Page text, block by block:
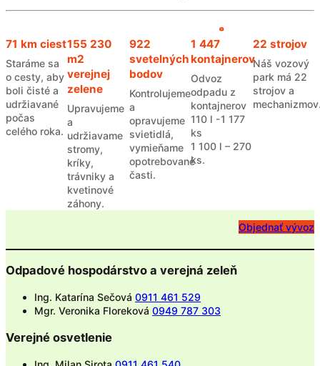
71 km ciest
Staráme sa
o cesty, aby
boli čisté a
udržiavané
počas
celého roka.
155 230
m2
verejnej
zelene
Upravujeme
a
udržiavame
stromy,
kríky,
trávniky a
kvetinové
záhony.
922
svetelných
bodov
Kontrolujeme
a
opravujeme
svietidlá,
vymieňame
opotrebované
časti.
1 447
kontajnerov
Odvoz
odpadu z
kontajnerov
110 l -1 177
ks
1 100 l – 270
ks.
22 strojov
Náš vozový
park má 22
strojov a
Objednať vývoz
Odpadové hospodárstvo a verejná zeleň
Ing. Katarína Sečová 0911 461 529
Mgr. Veronika Floreková 0949 787 303
Verejné osvetlenie